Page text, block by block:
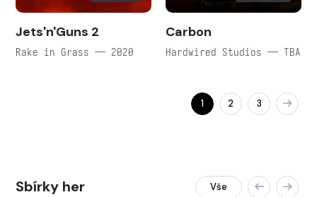
Jets'n'Guns 2
Rake in Grass — 2020
Carbon
Hardwired Studios — TBA
1 2 3
Sbírky her Vše